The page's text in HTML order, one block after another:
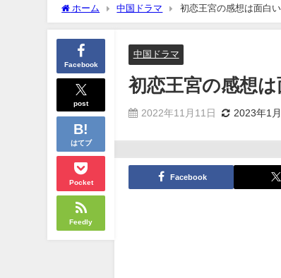
ホーム 中国ドラマ 初恋王宮の感想は面白
Facebook
post
はてブ
Pocket
Feedly
中国ドラマ
初恋王宮の感想
2022年11月11日 2023年1
Facebook